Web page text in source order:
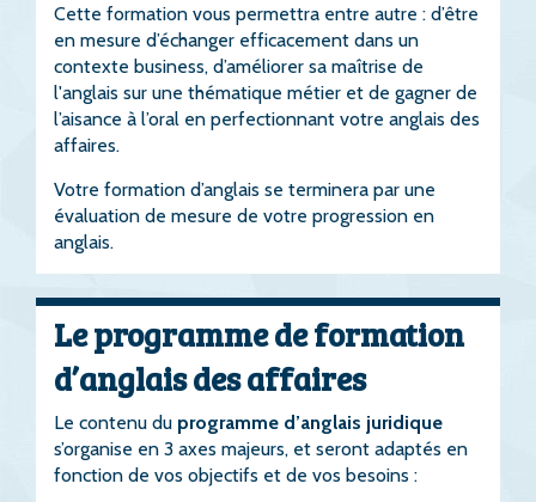
Cette formation vous permettra entre autre : d’être
en mesure d’échanger efficacement dans un
contexte business, d’améliorer sa maîtrise de
l'anglais sur une thématique métier et de gagner de
l’aisance à l’oral en perfectionnant votre anglais des
affaires.
Votre formation d’anglais se terminera par une
évaluation de mesure de votre progression en
anglais.
Le programme de formation
d’anglais des affaires
Le contenu du programme d’anglais juridique
s’organise en 3 axes majeurs, et seront adaptés en
fonction de vos objectifs et de vos besoins :